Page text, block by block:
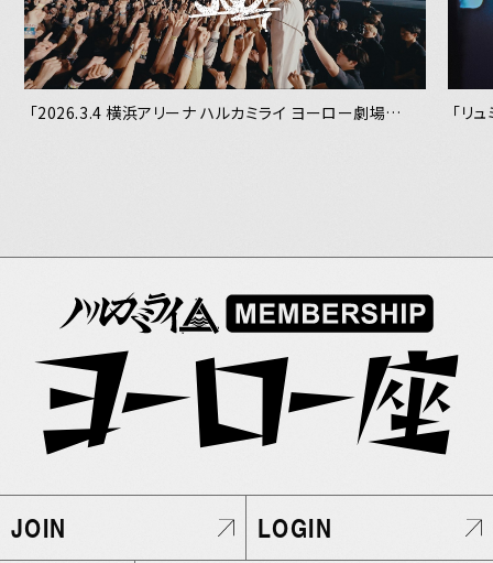
「2026.3.4 横浜アリーナ ハルカミライ ヨーロー劇場
「リ
JOIN LOGIN